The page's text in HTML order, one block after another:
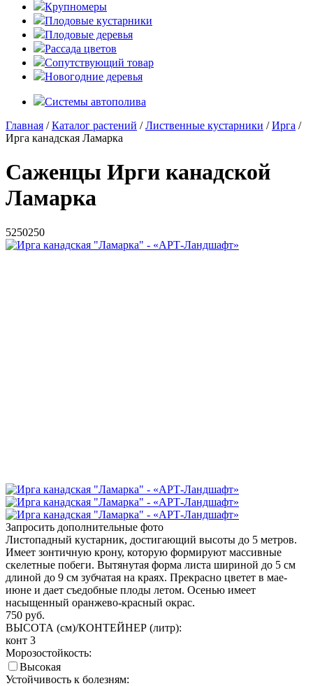
Крупномеры
Плодовые кустарники
Плодовые деревья
Рассада цветов
Сопутствующий товар
Новогодние деревья
Системы автополива
Главная /Каталог растений /Лиственные кустарники /Ирга /
Ирга канадская Ламарка
Саженцы Ирги канадской
Ламарка
5250250
Запросить дополнительные фото
Листопадный кустарник, достигающий высоты до 5 метров.
Имеет зонтичную крону, которую формируют массивные
скелетные побеги. Вытянутая форма листа шириной до 5 см
длиной до 9 см зубчатая на краях. Прекрасно цветет в мае-
июне и дает съедобные плоды летом. Осенью имеет
насыщенный оранжево-красный окрас.
750 руб.
ВЫСОТА (см)/КОНТЕЙНЕР (литр):
конт 3
Морозостойкость:
Высокая
Устойчивость к болезням: